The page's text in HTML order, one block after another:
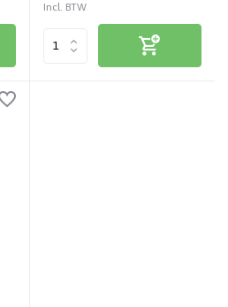
Incl. BTW